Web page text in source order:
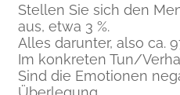
Stellen Sie sich den
aus, etwa 3 %.
Alles darunter, also ca.
Im konkreten Tun/
Sind die Emotionen